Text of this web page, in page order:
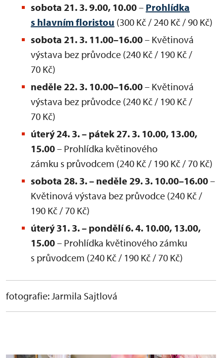
sobota 21. 3. 9.00, 10.00– Prohlídka
s hlavním floristou (300 Kč / 240 Kč / 90 Kč)
sobota 21. 3. 11.00–16.00– Květinová
výstava bez průvodce (240 Kč / 190 Kč /
70 Kč)
neděle 22. 3. 10.00–16.00– Květinová
výstava bez průvodce (240 Kč / 190 Kč /
70 Kč)
úterý 24. 3. – pátek 27. 3. 10.00, 13.00,
15.00– Prohlídka květinového
zámku s průvodcem (240 Kč / 190 Kč / 70 Kč)
sobota 28. 3. – neděle 29. 3. 10.00–16.00–
Květinová výstava bez průvodce (240 Kč /
190 Kč / 70 Kč)
úterý 31. 3. – pondělí 6. 4. 10.00, 13.00,
15.00– Prohlídka květinového zámku
s průvodcem (240 Kč / 190 Kč / 70 Kč)
fotografie: Jarmila Sajtlová